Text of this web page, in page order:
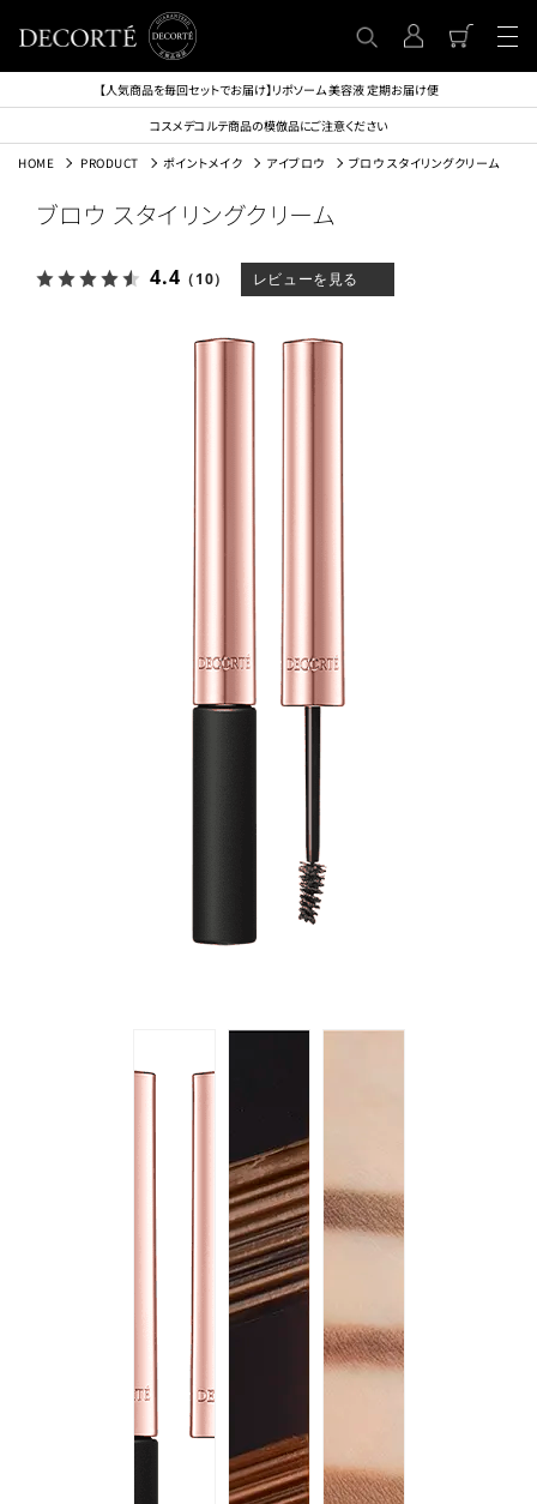
【人気商品を毎回セットでお届け】リポソーム 美容液 定期お届け便
コスメデコルテ商品の模倣品にご注意ください
HOME PRODUCT ポイントメイク アイブロウ ブロウ スタイリングクリーム
ブロウ スタイリングクリーム
4.4 （10） レビューを見る